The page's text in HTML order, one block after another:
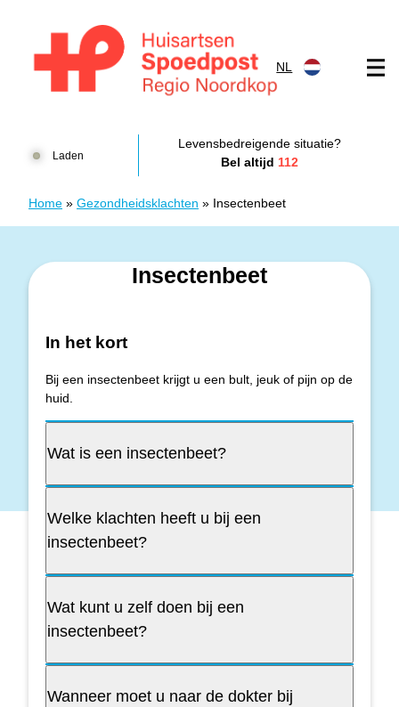
NL
Laden
Levensbedreigende situatie?
Bel altijd 112
Home » Gezondheidsklachten » Insectenbeet
Insectenbeet
In het kort
Bij een insectenbeet krijgt u een bult, jeuk of pijn op de
huid.
Wat is een insectenbeet?
Welke klachten heeft u bij een
insectenbeet?
Wat kunt u zelf doen bij een
insectenbeet?
Wanneer moet u naar de dokter bij